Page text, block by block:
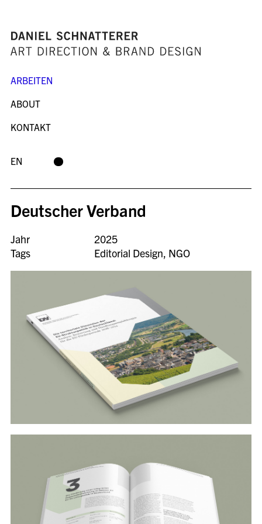
EN
ARBEITEN
ABOUT
KONTAKT
Deutscher Verband
Jahr
2025
Tags
Editorial Design NGO